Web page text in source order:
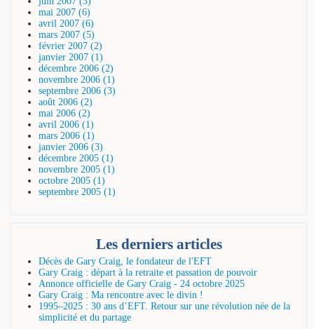
mai 2007 (6)
avril 2007 (6)
mars 2007 (5)
février 2007 (2)
janvier 2007 (1)
décembre 2006 (2)
novembre 2006 (1)
septembre 2006 (3)
août 2006 (2)
mai 2006 (2)
avril 2006 (1)
mars 2006 (1)
janvier 2006 (3)
décembre 2005 (1)
novembre 2005 (1)
octobre 2005 (1)
septembre 2005 (1)
Les derniers articles
Décès de Gary Craig, le fondateur de l'EFT
Gary Craig : départ à la retraite et passation de pouvoir
Annonce officielle de Gary Craig - 24 octobre 2025
Gary Craig : Ma rencontre avec le divin !
1995–2025 : 30 ans d’EFT. Retour sur une révolution née de la
simplicité et du partage